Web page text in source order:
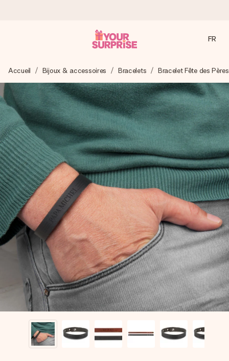
Nous préparons votre cadeau avec attention et l’envoyons
en un éclair – pour que vous puissiez l’offrir au bon moment,
quand cela compte le plus.
4,9 (sur la base de +15 000 avis)
Nos cadeaux sont appréciés. Les clients nous attribuent
une note de 4,9 sur Google Reviews (total de tous les
pays où nous sommes présents).
Carte de vœux gratuite
Créez quelque chose d’unique en quelques étapes – avec
son prénom, votre photo ou un message qui touche le cœur.
Sans complications, juste tout l’amour pour le moment idéal.
FR
Accueil Bijoux & accessoires Bracelets Bracelet Fête des Pères